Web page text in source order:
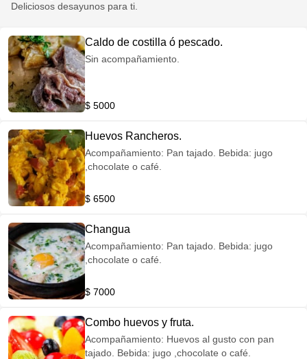
Deliciosos desayunos para ti.
Caldo de costilla ó pescado.
Sin acompañamiento.
$ 5000
Huevos Rancheros.
Acompañamiento: Pan tajado. Bebida: jugo
,chocolate o café.
$ 6500
Changua
Acompañamiento: Pan tajado. Bebida: jugo
,chocolate o café.
$ 7000
Combo huevos y fruta.
Acompañamiento: Huevos al gusto con pan
tajado. Bebida: jugo ,chocolate o café.